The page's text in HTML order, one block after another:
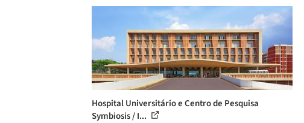
Hospital Universitário e Centro de Pesquisa
Symbiosis / I...